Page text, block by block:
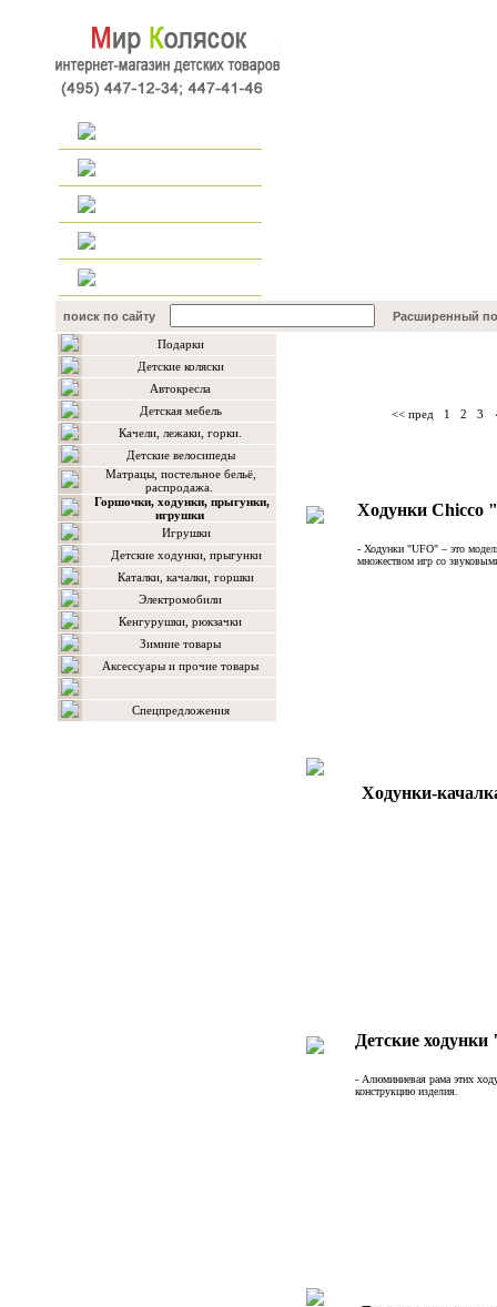
поиск по сайту Расширенный
Подарки
Детские коляски
Автокресла
Детская мебель
Качели, лежаки, горки.
Детские велосипеды
Матрацы, постельное бельё,
распродажа.
Горшочки, ходунки, прыгунки,
игрушки
Игрушки
Детские ходунки, прыгунки
Каталки, качалки, горшки
Электромобили
Кенгурушки, рюкзачки
Зимние товары
Аксессуары и прочие товары
Спецпредложения
<< пред 1 2 3
Ходунки Chicco
- Ходунки "UFO" – это
множеством игр со
Ходунки-
Детские
- Алюминиевая рама этих
конструкцию изделия.